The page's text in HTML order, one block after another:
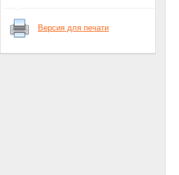
Версия для печати